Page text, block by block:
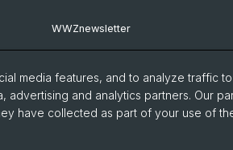
WWZnewsletter
Fachgruppe WiWi
media features, and to analyze traffic
and analytics partners. Our
have collected as part of your use of